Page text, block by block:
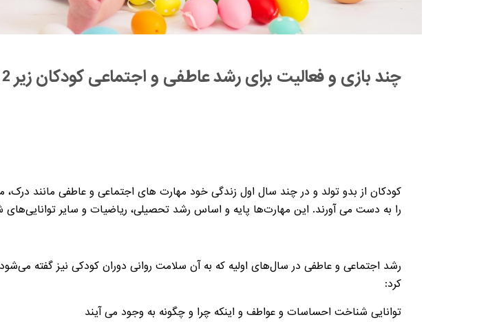
چند بازی و فعالیت برای رشد عاطفی و اجتماعی کودکان زیر 2 سال
کودکان از بدو تولد و در چند سال اول زندگی خود مهارت های اجتماعی و عاطفی مانند درک،
را به دست می آورند. این مهارت‌ها پایه و اساس رشد تحصیلی، ریاضیات و سایر
رشد اجتماعی و عاطفی در سال‌های اولیه که به آن سلامت روانی دوران کودکی نیز گفته
کرد:
توانایی شناخت احساسات و عواطف و اینکه چرا و چگونه به وجود می آیند